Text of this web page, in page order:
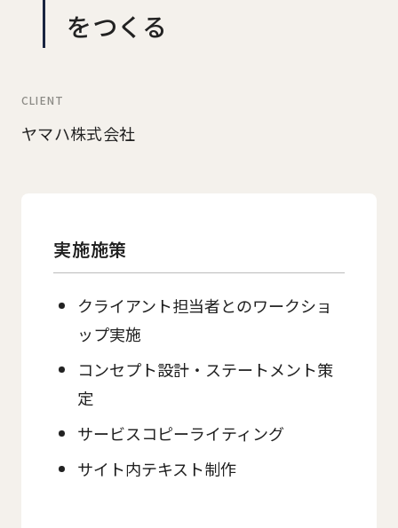
をつくる
CLIENT
ヤマハ株式会社
実施施策
クライアント担当者とのワークショ
ップ実施
コンセプト設計・ステートメント策
定
サービスコピーライティング
サイト内テキスト制作